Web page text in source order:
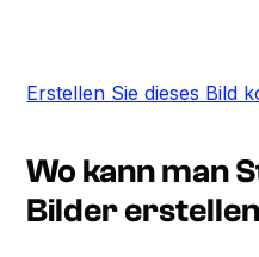
Erstellen Sie dieses Bild
Wo kann man
Bilder